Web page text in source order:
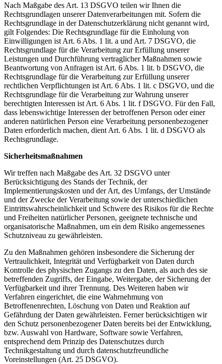
Nach Maßgabe des Art. 13 DSGVO teilen wir Ihnen die
Rechtsgrundlagen unserer Datenverarbeitungen mit. Sofern die
Rechtsgrundlage in der Datenschutzerklärung nicht genannt wird,
gilt Folgendes: Die Rechtsgrundlage für die Einholung von
Einwilligungen ist Art. 6 Abs. 1 lit. a und Art. 7 DSGVO, die
Rechtsgrundlage für die Verarbeitung zur Erfüllung unserer
Leistungen und Durchführung vertraglicher Maßnahmen sowie
Beantwortung von Anfragen ist Art. 6 Abs. 1 lit. b DSGVO, die
Rechtsgrundlage für die Verarbeitung zur Erfüllung unserer
rechtlichen Verpflichtungen ist Art. 6 Abs. 1 lit. c DSGVO, und die
Rechtsgrundlage für die Verarbeitung zur Wahrung unserer
berechtigten Interessen ist Art. 6 Abs. 1 lit. f DSGVO. Für den Fall,
dass lebenswichtige Interessen der betroffenen Person oder einer
anderen natürlichen Person eine Verarbeitung personenbezogener
Daten erforderlich machen, dient Art. 6 Abs. 1 lit. d DSGVO als
Rechtsgrundlage.
Sicherheitsmaßnahmen
Wir treffen nach Maßgabe des Art. 32 DSGVO unter
Berücksichtigung des Stands der Technik, der
Implementierungskosten und der Art, des Umfangs, der Umstände
und der Zwecke der Verarbeitung sowie der unterschiedlichen
Eintrittswahrscheinlichkeit und Schwere des Risikos für die Rechte
und Freiheiten natürlicher Personen, geeignete technische und
organisatorische Maßnahmen, um ein dem Risiko angemessenes
Schutzniveau zu gewährleisten.
Zu den Maßnahmen gehören insbesondere die Sicherung der
Vertraulichkeit, Integrität und Verfügbarkeit von Daten durch
Kontrolle des physischen Zugangs zu den Daten, als auch des sie
betreffenden Zugriffs, der Eingabe, Weitergabe, der Sicherung der
Verfügbarkeit und ihrer Trennung. Des Weiteren haben wir
Verfahren eingerichtet, die eine Wahrnehmung von
Betroffenenrechten, Löschung von Daten und Reaktion auf
Gefährdung der Daten gewährleisten. Ferner berücksichtigen wir
den Schutz personenbezogener Daten bereits bei der Entwicklung,
bzw. Auswahl von Hardware, Software sowie Verfahren,
entsprechend dem Prinzip des Datenschutzes durch
Technikgestaltung und durch datenschutzfreundliche
Voreinstellungen (Art. 25 DSGVO).